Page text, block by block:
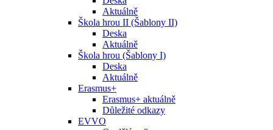
Aktuálně
Škola hrou II (Šablony II)
Deska
Aktuálně
Škola hrou (Šablony I)
Deska
Aktuálně
Erasmus+
Erasmus+ aktuálně
Důležité odkazy
EVVO